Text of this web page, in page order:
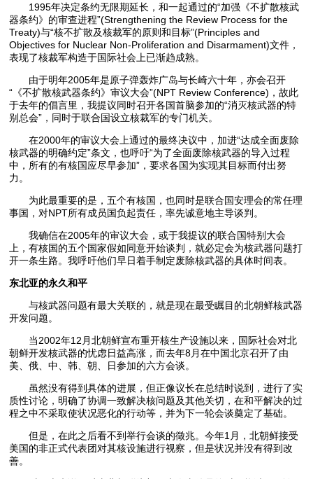
1995年决定条约无限期延长，和一起通过的“加强《不扩散核武
器条约》的审查进程”(Strengthening the Review Process for the
Treaty)与“核不扩散及核裁军的原则和目标”(Principles and
Objectives for Nuclear Non-Proliferation and Disarmament)文件，
表现了核裁军构造于国际社会上已渐趋成熟。
由于明年2005年是原子弹轰炸广岛与长崎六十年，亦会召开
“《不扩散核武器条约》审议大会”(NPT Review Conference)，故此
于去年的倡言里，我提议同时召开各国首脑参加的“消灭核武器的特
别总会”，同时于联合国设立核裁军的专门机关。
在2000年的审议大会上通过的最终决议中，加进“达成全面废除
核武器的明确约定”条文，也呼吁“为了全面废除核武器的导入过程
中，所有的有核国应尽早参加”，要求各国为实现其目标而付出努
力。
为此最重要的是，五个有核国，也同时是联合国安理会的常任理
事国，对NPT所有成员国负起责任，率先诚意地主导谈判。
我确信在2005年的审议大会，或于我提议的联合国特别大会
上，有核国的五个国家假如同意开始谈判，就必定会为核武器问题打
开一条生路。我呼吁他们早日着手制定废除核武器的具体时间表。
东北亚的永久和平
与核武器问题有最大关联的，就是现在最受瞩目的北朝鲜核武器
开发问题。
当2002年12月北朝鲜宣布重开核生产设施以来，国际社会对北
朝鲜开发核武器的忧虑日益高涨，而去年8月在中国北京召开了由
美、俄、中、韩、朝、日参加的六方会谈。
虽然没有得到具体的进展，但正像议长在总结时说到，进行了实
质性讨论，明确了协调一致解决核问题及其他关切，在和平解决的过
程之中不采取使状况恶化的行动等，并为下一轮会谈奠定了基础。
但是，在此之后看不到举行会谈的徵兆。今年1月，北朝鲜接受
美国的非正式代表团对其核设施进行视察，但是状况并没有得到改
善。